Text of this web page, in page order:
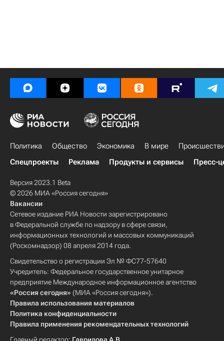
Политика Общество Экономика В мире
Спецпроекты
Реклама Продукты и сервисы Пресс-
Версия 2023.1 Beta
© 2026 МИА «Россия сегодня»
Вакансии
Сетевое издание РИА Новости зарегистрировано
в Федеральной службе по надзору в сфере связи,
информационных технологий и массовых коммуникаций
(Роскомнадзор) 08 апреля 2014 года.
Свидетельство о регистрации Эл № ФС77-57640
Учредитель: Федеральное государственное унитарное
предприятие Международное информационное агентство
«Россия сегодня» (МИА «Россия сегодня»).
Правила использования материалов
Политика конфиденциальности
Правила применения рекомендательных технологий